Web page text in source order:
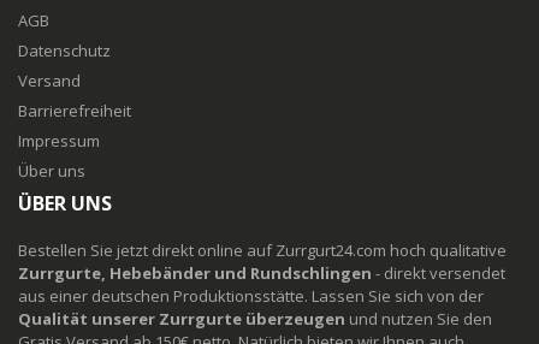
AGB
Datenschutz
Versand
Barrierefreiheit
Impressum
Über uns
ÜBER UNS
Bestellen Sie jetzt direkt online auf Zurrgurt24.com hoch qualitative
Zurrgurte, Hebebänder und Rundschlingen - direkt versendet
aus einer deutschen Produktionsstätte. Lassen Sie sich von der
Qualität unserer Zurrgurte überzeugen und nutzen Sie den